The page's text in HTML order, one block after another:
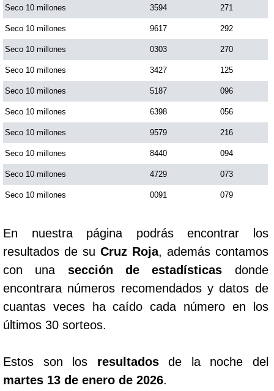
Seco 10 millones 3594 271
Seco 10 millones 9617 292
Seco 10 millones 0303 270
Seco 10 millones 3427 125
Seco 10 millones 5187 096
Seco 10 millones 6398 056
Seco 10 millones 9579 216
Seco 10 millones 8440 094
Seco 10 millones 4729 073
Seco 10 millones 0091 079
En nuestra página podrás encontrar los
resultados de su Cruz Roja, además contamos
con una sección de estadísticas donde
encontrara números recomendados y datos de
cuantas veces ha caído cada número en los
últimos 30 sorteos.
Estos son los resultadosde la noche del
martes 13 de enero de 2026.